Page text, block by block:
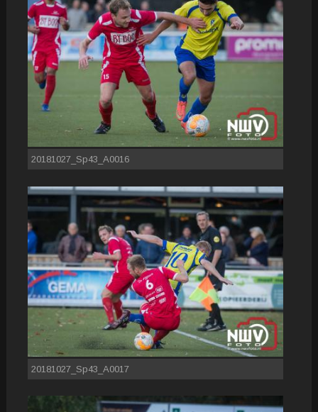
20181027_Sp43_A0016
20181027_Sp43_A0017